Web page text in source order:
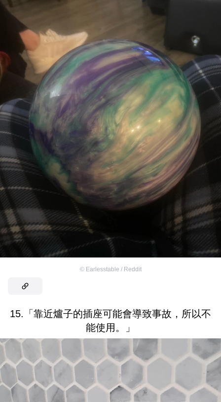
© Earlesstable / Reddit
15.「靠近爐子的插座可能會導致事故，所以不
能使用。」